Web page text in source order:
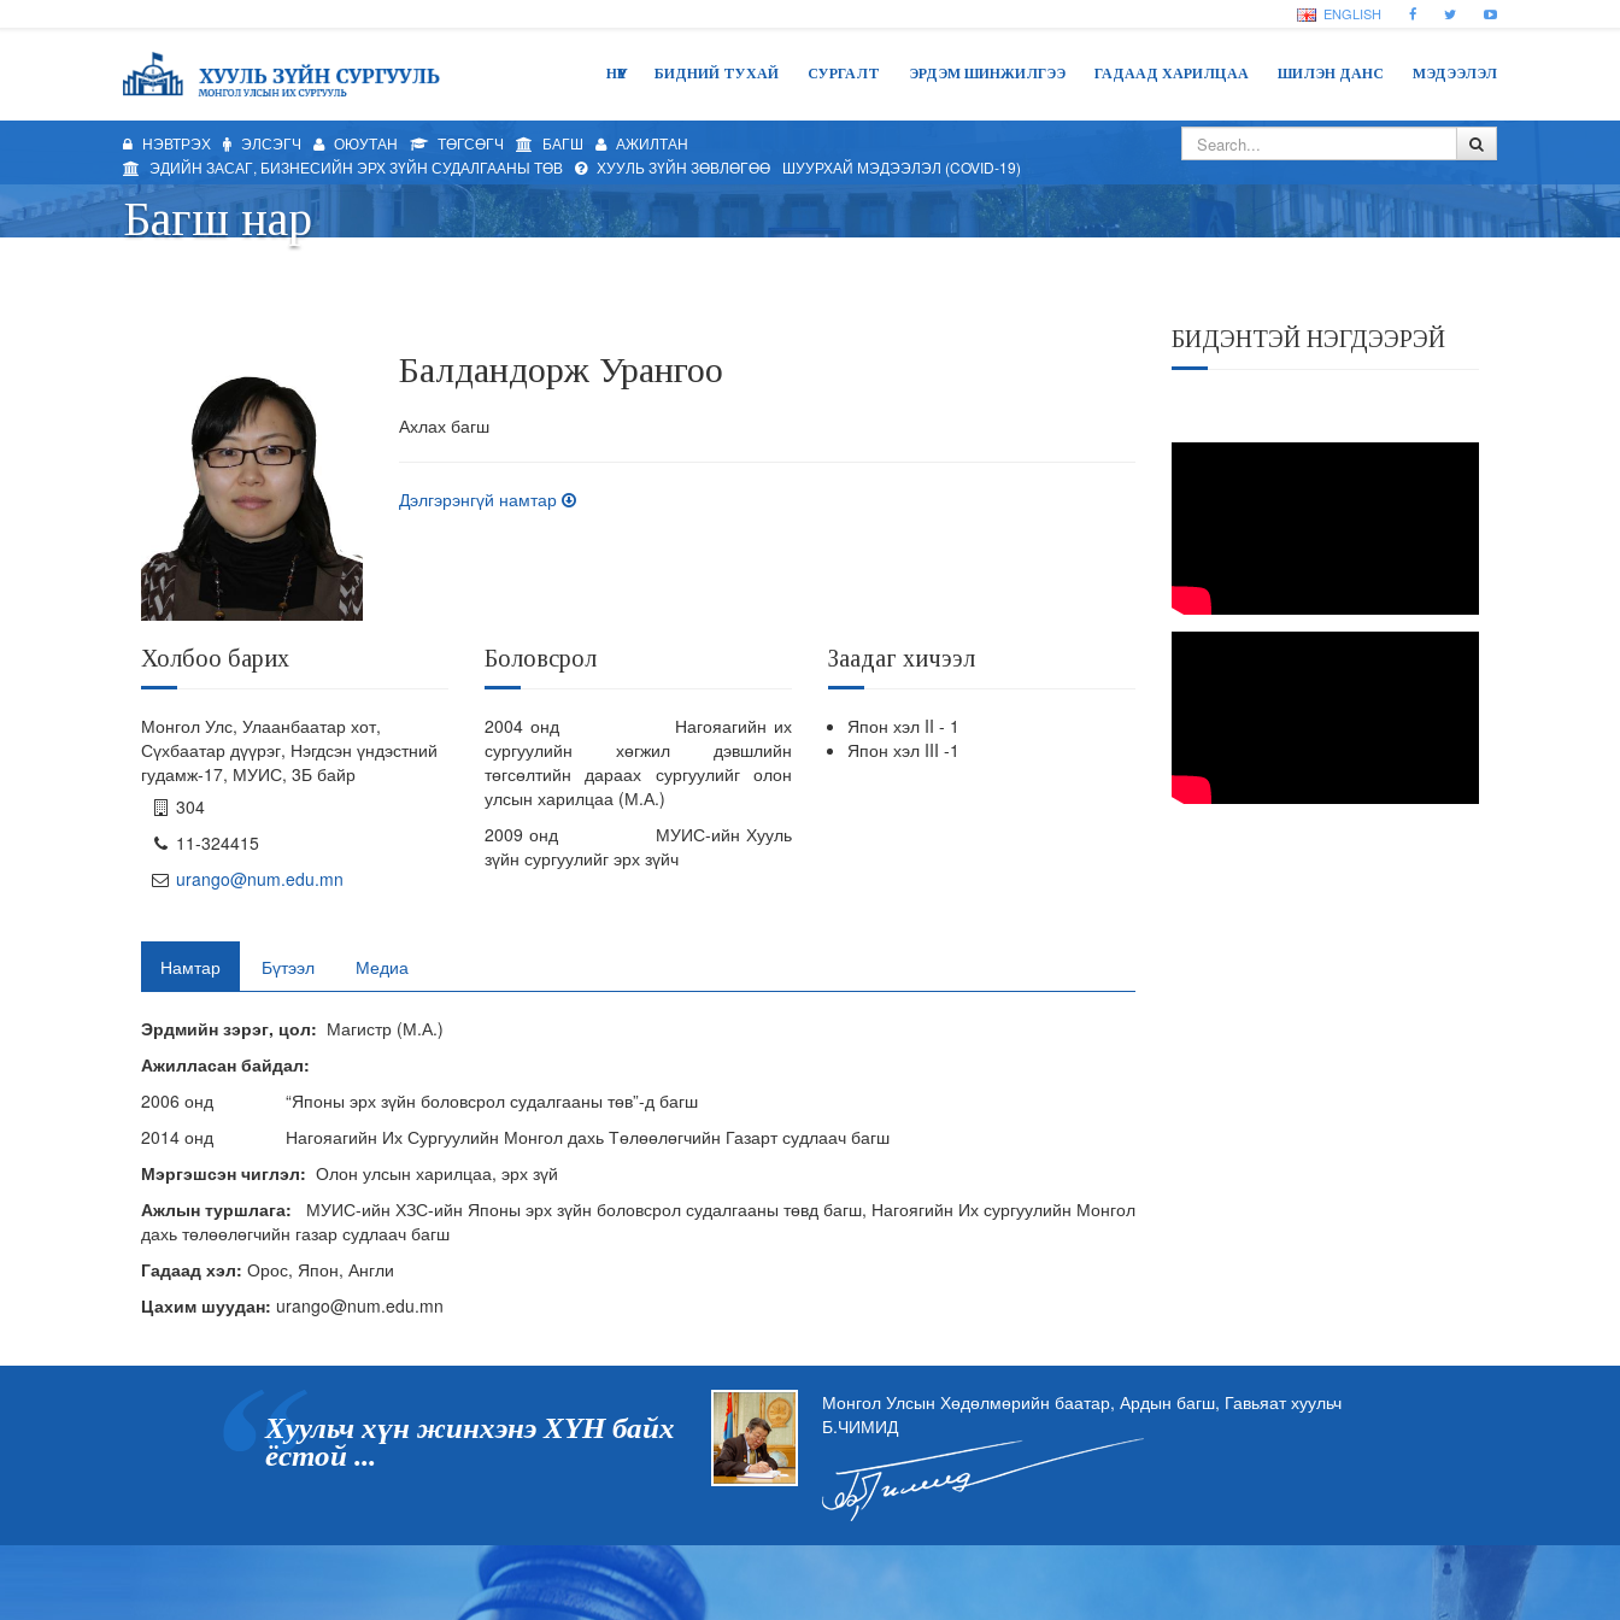
ENGLISH
НҮҮР БИДНИЙ ТУХАЙ СУРГАЛТ ЭРДЭМ ШИНЖИЛГЭЭ ГАДААД ХАРИЛЦАА ШИЛЭН ДАНС МЭДЭЭЛЭЛ
НЭВТРЭХ ЭЛСЭГЧ ОЮУТАН ТӨГСӨГЧ БАГШ
АЖИЛТАН
ЭДИЙН ЗАСАГ, БИЗНЕСИЙН ЭРХ ЗҮЙН СУДАЛГААНЫ ТӨВ
ХУУЛЬ ЗҮЙН ЗӨВЛӨГӨӨ ШУУРХАЙ МЭДЭЭЛЭЛ (COVID-19)
Багш нар
Балдандорж Урангоо
Ахлах багш
Дэлгэрэнгүй намтар
Холбоо барих
Монгол Улс, Улаанбаатар хот,
Сүхбаатар дүүрэг, Нэгдсэн үндэстний
гудамж-17, МУИС, 3Б байр
304
11-324415
urango@num.edu.mn
Боловсрол
2004 онд Нагояагийн их
сургуулийн хөгжил дэвшлийн
төгсөлтийн дараах сургуулийг олон
улсын харилцаа (М.А.)
2009 онд МУИС-ийн Хууль
зүйн сургуулийг эрх зүйч
Заадаг хичээл
Япон хэл II - 1
Япон хэл III -1
Намтар Бүтээл Медиа
Эрдмийн зэрэг, цол: Магистр (М.А.)
Ажилласан байдал:
2006 онд “Японы эрх зүйн боловсрол судалгааны төв”-д багш
2014 онд Нагояагийн Их Сургуулийн Монгол дахь Төлөөлөгчийн Газарт судлаач багш
Мэргэшсэн чиглэл: Олон улсын харилцаа, эрх зүй
Ажлын туршлага: МУИС-ийн ХЗС-ийн Японы эрх зүйн боловсрол судалгааны төвд багш, Нагоягийн Их сургуулийн Монгол
дахь төлөөлөгчийн газар судлаач багш
Гадаад хэл: Орос, Япон, Англи
Цахим шуудан: urango@num.edu.mn
БИДЭНТЭЙ НЭГДЭЭРЭЙ
Хуульч хүн жинхэнэ ХҮН байх
ёстой ...
Монгол Улсын Хөдөлмөрийн баатар, Ардын багш, Гавьяат хуульч
Б.ЧИМИД